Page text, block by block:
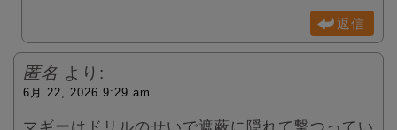
返信
匿名 より:
6月 22, 2026 9:29 am
マギーはドリルのせいで遮蔽に隠れて撃つってい